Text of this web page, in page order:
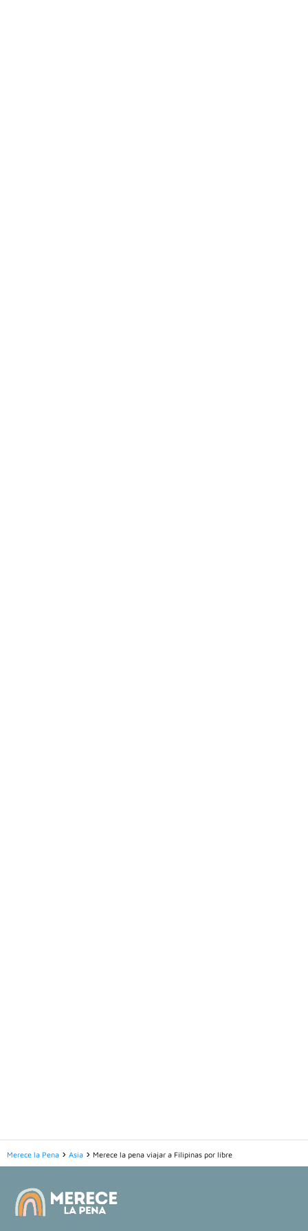
Merece la Pena Asia Merece la pena viajar a Filipinas por libre